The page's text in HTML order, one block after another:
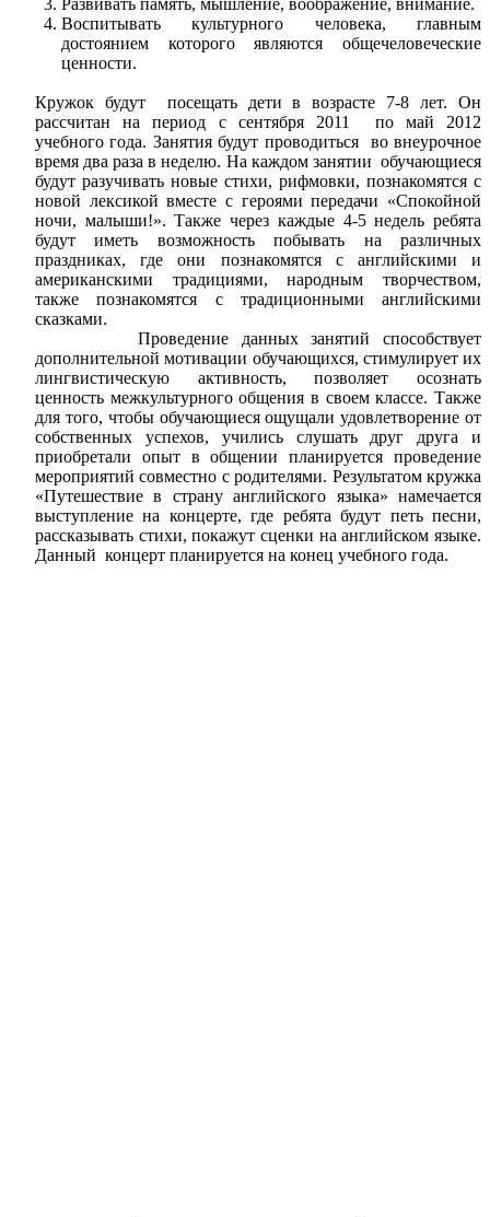
Воспитывать культурного человека, главным
достоянием которого являются общечеловеческие
ценности.
Кружок будут посещать дети в возрасте 7-8 лет. Он
рассчитан на период с сентября 2011 по май 2012
учебного года. Занятия будут проводиться во внеурочное
время два раза в неделю. На каждом занятии обучающиеся
будут разучивать новые стихи, рифмовки, познакомятся с
новой лексикой вместе с героями передачи «Спокойной
ночи, малыши!». Также через каждые 4-5 недель ребята
будут иметь возможность побывать на различных
праздниках, где они познакомятся с английскими и
американскими традициями, народным творчеством,
также познакомятся с традиционными английскими
сказками.
Проведение данных занятий способствует
дополнительной мотивации обучающихся, стимулирует их
лингвистическую активность, позволяет осознать
ценность межкультурного общения в своем классе. Также
для того, чтобы обучающиеся ощущали удовлетворение от
собственных успехов, учились слушать друг друга и
приобретали опыт в общении планируется проведение
мероприятий совместно с родителями. Результатом кружка
«Путешествие в страну английского языка» намечается
выступление на концерте, где ребята будут петь песни,
рассказывать стихи, покажут сценки на английском языке.
Данный концерт планируется на конец учебного года.